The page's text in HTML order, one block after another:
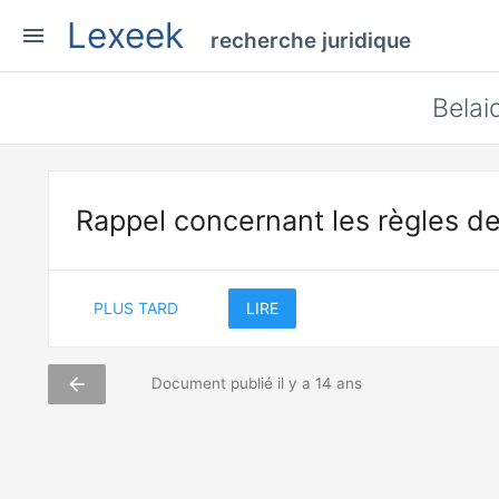
menu Lexeek recherche juridique
Rappel concernant les règles
PLUS TARD LIRE
arrow_back Document publié il y a 14 ans